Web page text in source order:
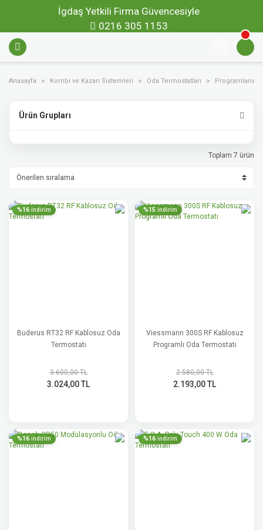
İgdaş Yetkili Firma Güvencesiyle
0216 305 1153
Anasayfa Kombi ve Kazan Sistemleri Oda Termostatları
Ürün Grupları
Toplam 7 ürün
%16 indirim
Buderus RT32 RF Kablosuz Oda
Termostatı
3.600,00 TL
3.024,00 TL
%15 indirim
Viessmann 300S RF Kablosuz
Programlı Oda Termostatı
2.580,00 TL
2.193,00 TL
%16 indirim %16 indirim